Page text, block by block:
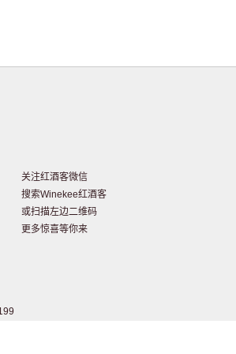
关注红酒客微信
搜索Winekee红酒客
或扫描左边二维码
更多惊喜等你来